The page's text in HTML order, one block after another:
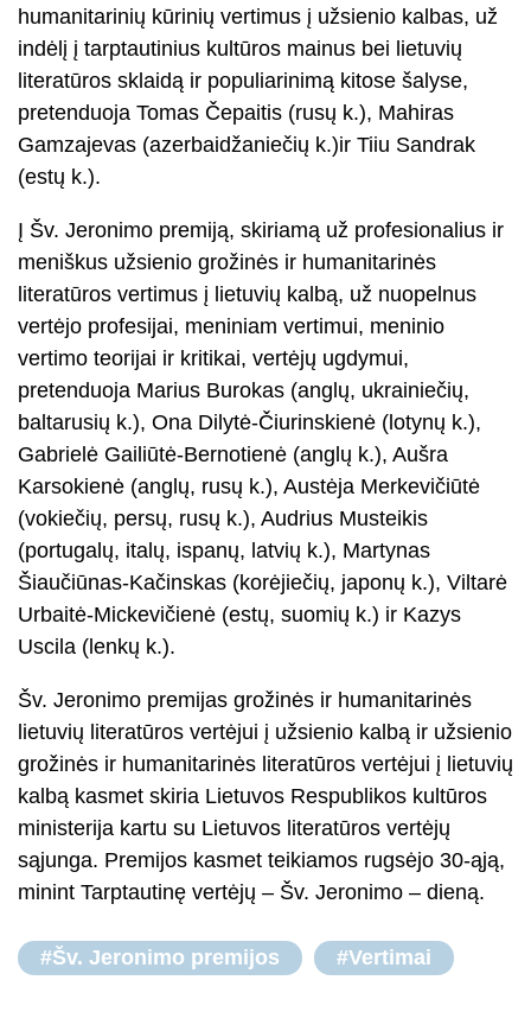
humanitarinių kūrinių vertimus į užsienio kalbas, už
indėlį į tarptautinius kultūros mainus bei lietuvių
literatūros sklaidą ir populiarinimą kitose šalyse,
pretenduoja Tomas Čepaitis (rusų k.), Mahiras
Gamzajevas (azerbaidžaniečių k.)ir Tiiu Sandrak
(estų k.).
Į Šv. Jeronimo premiją, skiriamą už profesionalius ir
meniškus užsienio grožinės ir humanitarinės
literatūros vertimus į lietuvių kalbą, už nuopelnus
vertėjo profesijai, meniniam vertimui, meninio
vertimo teorijai ir kritikai, vertėjų ugdymui,
pretenduoja Marius Burokas (anglų, ukrainiečių,
baltarusių k.), Ona Dilytė-Čiurinskienė (lotynų k.),
Gabrielė Gailiūtė-Bernotienė (anglų k.), Aušra
Karsokienė (anglų, rusų k.), Austėja Merkevičiūtė
(vokiečių, persų, rusų k.), Audrius Musteikis
(portugalų, italų, ispanų, latvių k.), Martynas
Šiaučiūnas-Kačinskas (korėjiečių, japonų k.), Viltarė
Urbaitė-Mickevičienė (estų, suomių k.) ir Kazys
Uscila (lenkų k.).
Šv. Jeronimo premijas grožinės ir humanitarinės
lietuvių literatūros vertėjui į užsienio kalbą ir užsienio
grožinės ir humanitarinės literatūros vertėjui į lietuvių
kalbą kasmet skiria Lietuvos Respublikos kultūros
ministerija kartu su Lietuvos literatūros vertėjų
sąjunga. Premijos kasmet teikiamos rugsėjo 30-ąją,
minint Tarptautinę vertėjų – Šv. Jeronimo – dieną.
#Šv. Jeronimo premijos #Vertimai